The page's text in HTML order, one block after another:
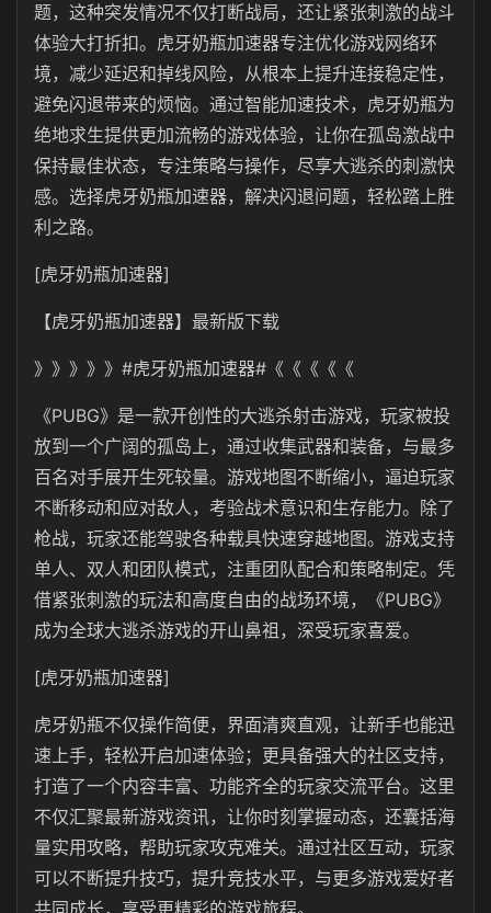
题，这种突发情况不仅打断战局，还让紧张刺激的战斗
体验大打折扣。虎牙奶瓶加速器专注优化游戏网络环
境，减少延迟和掉线风险，从根本上提升连接稳定性，
避免闪退带来的烦恼。通过智能加速技术，虎牙奶瓶为
绝地求生提供更加流畅的游戏体验，让你在孤岛激战中
保持最佳状态，专注策略与操作，尽享大逃杀的刺激快
感。选择虎牙奶瓶加速器，解决闪退问题，轻松踏上胜
利之路。
[虎牙奶瓶加速器]
【虎牙奶瓶加速器】最新版下载
》》》》》#虎牙奶瓶加速器#《《《《《
《PUBG》是一款开创性的大逃杀射击游戏，玩家被投
放到一个广阔的孤岛上，通过收集武器和装备，与最多
百名对手展开生死较量。游戏地图不断缩小，逼迫玩家
不断移动和应对敌人，考验战术意识和生存能力。除了
枪战，玩家还能驾驶各种载具快速穿越地图。游戏支持
单人、双人和团队模式，注重团队配合和策略制定。凭
借紧张刺激的玩法和高度自由的战场环境，《PUBG》
成为全球大逃杀游戏的开山鼻祖，深受玩家喜爱。
[虎牙奶瓶加速器]
虎牙奶瓶不仅操作简便，界面清爽直观，让新手也能迅
速上手，轻松开启加速体验；更具备强大的社区支持，
打造了一个内容丰富、功能齐全的玩家交流平台。这里
不仅汇聚最新游戏资讯，让你时刻掌握动态，还囊括海
量实用攻略，帮助玩家攻克难关。通过社区互动，玩家
可以不断提升技巧，提升竞技水平，与更多游戏爱好者
共同成长，享受更精彩的游戏旅程。